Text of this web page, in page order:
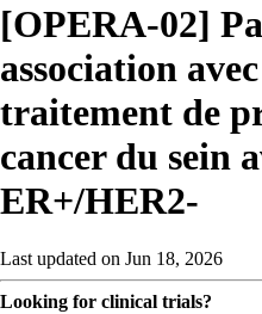
[OPERA-02]
association
traitement de
cancer du sein
ER+/HER2-
Last updated on Jun 18, 2026
Looking for clinical trials?